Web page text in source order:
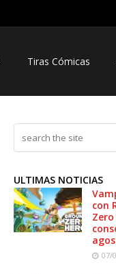
Tiras Cómicas
ULTIMAS NOTICIAS
con
07/